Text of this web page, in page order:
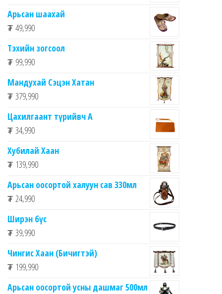
Арьсан шаахай
₮ 49,990
Тэхийн зогсоол
₮ 99,990
Мандухай Сэцэн Хатан
₮ 379,990
Цахилгаант түрийвч А
₮ 34,990
Хубилай Хаан
₮ 139,990
Арьсан оосортой халуун сав 330мл
₮ 24,990
Ширэн бүс
₮ 39,990
Чингис Хаан (Бичигтэй)
₮ 199,990
Арьсан оосортой усны дашмаг 500мл